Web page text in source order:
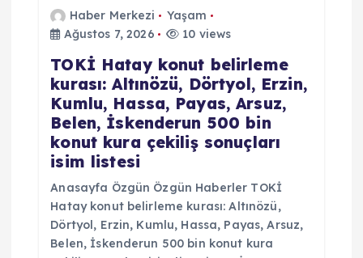
Haber Merkezi
Yaşam
Ağustos 7, 2026
10 views
TOKİ Hatay konut belirleme
kurası: Altınözü, Dörtyol, Erzin,
Kumlu, Hassa, Payas, Arsuz,
Belen, İskenderun 500 bin
konut kura çekiliş sonuçları
isim listesi
Anasayfa Özgün Özgün Haberler TOKİ
Hatay konut belirleme kurası: Altınözü,
Dörtyol, Erzin, Kumlu, Hassa, Payas, Arsuz,
Belen, İskenderun 500 bin konut kura